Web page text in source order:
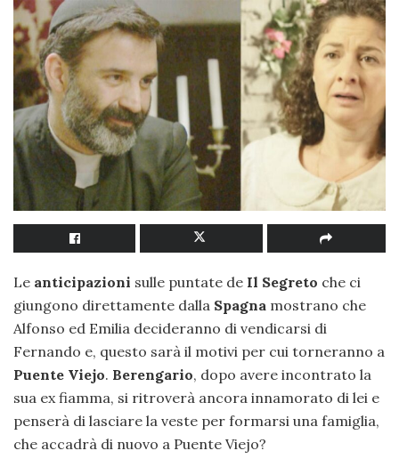
Le anticipazioni sulle puntate de Il Segreto che ci
giungono direttamente dalla Spagna mostrano che
Alfonso ed Emilia decideranno di vendicarsi di
Fernando e, questo sarà il motivi per cui torneranno a
Puente Viejo. Berengario, dopo avere incontrato la
sua ex fiamma, si ritroverà ancora innamorato di lei e
penserà di lasciare la veste per formarsi una famiglia,
che accadrà di nuovo a Puente Viejo?